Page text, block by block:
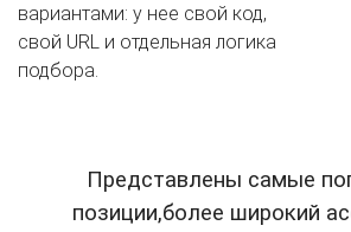
вариантами: у нее свой код,
свой URL и отдельная логика
подбора.
Представлены самые
позиции,более широкий